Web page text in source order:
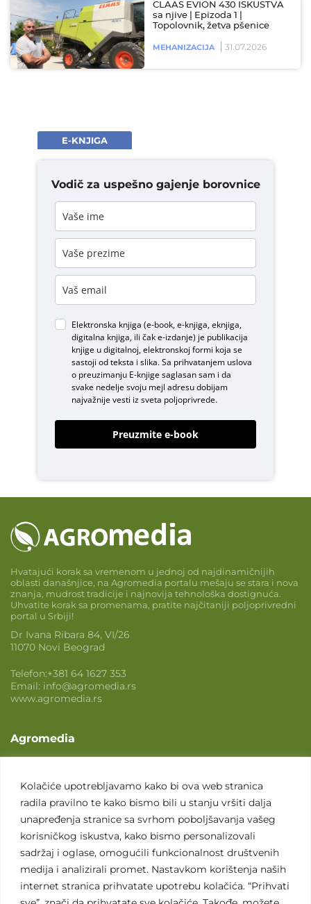
Kolačiće upotrebljavamo kako bi ova web stranica
radila pravilno te kako bismo bili u stanju vršiti dalja
unapređenja stranice sa svrhom poboljšavanja vašeg
korisničkog iskustva, kako bismo personalizovali
sadržaj i oglase, omogućili funkcionalnost društvenih
medija i analizirali promet. Nastavkom korištenja naših
internet stranica prihvatate upotrebu kolačića. “Prihvati
CLAAS EVION 430 ISKUSTVA
sa njive | Epizoda 1 |
Topolovnik, žetva pšenice
MEHANIZACIJA 31.07.2026
E-KNJIGA
Vodič za uspešno gajenje borovnice
Elektronska knjiga (e-book, e-knjiga, eknjiga,
digitalna knjiga, ili čak e-izdanje) je publikacija
knjige u digitalnoj, elektronskoj formi koja se
sastoji od teksta i slika. Sa prihvatanjem uslova
o preuzimanju E-knjigesaglasan sam i da
svake nedelje svoju mejl adresu dobijam
najvažnije vesti iz sveta poljoprivrede.
Preuzmite e-book
Hvatajući korak sa vremenom u jednoj od najdinamičnijih
oblasti današnjice, na Agromedia portalu mešaju se stara i nova
znanja, mudrost tradicije i najnovija tehnološka dostignuća.
Uhvatite korak sa promenama, pratite najčitaniji poljoprivredni
portal u Srbiji!
Dr Ivana Ribara 84, VI/26
11070 Novi Beograd
Telefon:+381 64 1627 353
Email: info@agromedia.rs
www.agromedia.rs
Agromedia
Svet poljoprivrede
Marketing usluge
Tražimo saradnike
Kontakt
Kontakt